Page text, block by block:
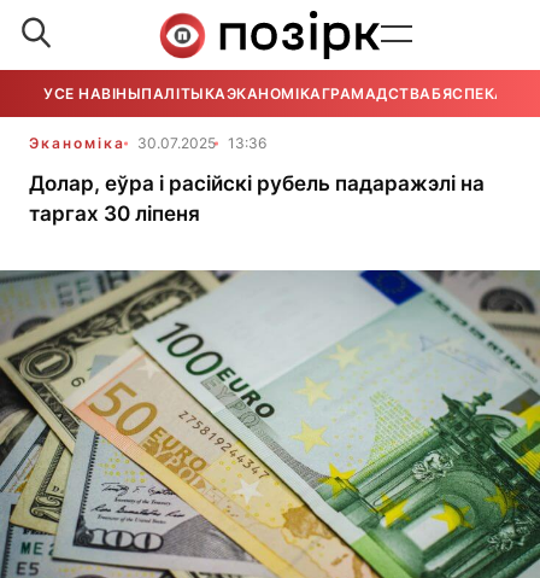
УСЕ НАВІНЫПАЛІТЫКАЭКАНОМІКАГРАМАДСТВАБЯСПЕКА
Эканоміка 30.07.2025 13:36
Долар, еўра і расійскі рубель падаражэлі на
таргах 30 ліпеня